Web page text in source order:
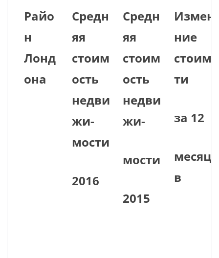
Райо
н
Лонд
она
Средн
яя
стоим
ость
недви
жи-
мости
2016
Средн
яя
стоим
ость
недви
жи-
мости
2015
ние
ти
за 12
месяце
в